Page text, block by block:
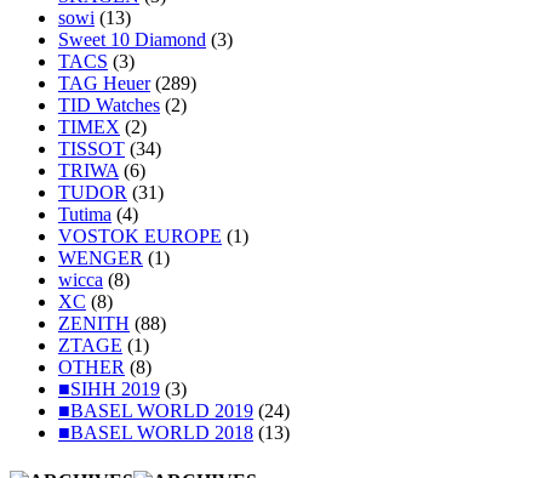
sowi (13)
Sweet 10 Diamond (3)
TACS (3)
TAG Heuer(289)
TID Watches (2)
TIMEX (2)
TISSOT (34)
TRIWA (6)
TUDOR (31)
Tutima (4)
VOSTOK EUROPE (1)
WENGER (1)
wicca (8)
XC (8)
ZENITH (88)
ZTAGE (1)
OTHER (8)
■SIHH 2019 (3)
■BASEL WORLD 2019 (24)
■BASEL WORLD 2018 (13)